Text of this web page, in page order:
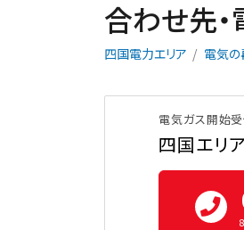
合わせ先
四国電力エリア 電気の
電気ガス開始
四国エリ